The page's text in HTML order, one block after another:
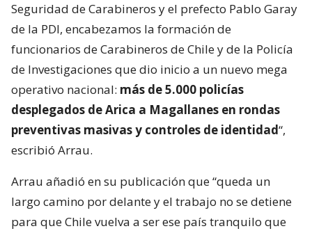
Seguridad de Carabineros y el prefecto Pablo Garay
de la PDI, encabezamos la formación de
funcionarios de Carabineros de Chile y de la Policía
de Investigaciones que dio inicio a un nuevo mega
operativo nacional: más de 5.000 policías
desplegados de Arica a Magallanes en rondas
preventivas masivas y controles de identidad“,
escribió Arrau.
Arrau añadió en su publicación que “queda un
largo camino por delante y el trabajo no se detiene
para que Chile vuelva a ser ese país tranquilo que